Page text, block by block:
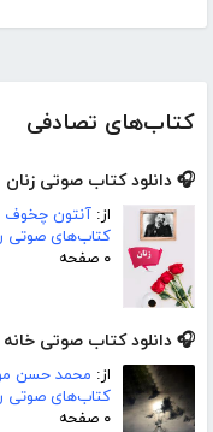
کتاب‌های تصادفی
🎧 دانلود کتاب صوتی زنان
از: آنتون چخوف
کتاب‌های صوتی
۰ صفحه
🎧 دانلود کتاب صوتی
از: محمد حسن
کتاب‌های صوتی
۰ صفحه